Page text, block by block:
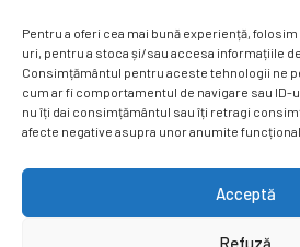
Pentru a oferi cea mai bună experiență,
uri, pentru a stoca și/sau accesa informațiile
Consimțământul pentru aceste tehnologii ne
cum ar fi comportamentul de navigare sau ID-
nu îți dai consimțământul sau îți retragi
afecte negative asupra unor anumite
Acceptă
Refuză
Ne puteți găsi și pe rețelele sociale.